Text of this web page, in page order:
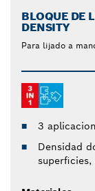
BLOQUE DE
DENSITY
Para lijado a
3
Densidad